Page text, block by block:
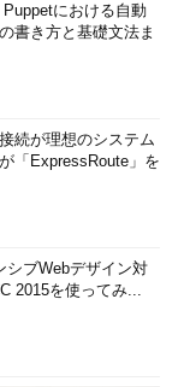
における自動
書き方と基礎文法ま
続が理想のシステム
「ExpressRoute」を
シブWebデザイン対
2015を使ってみ...